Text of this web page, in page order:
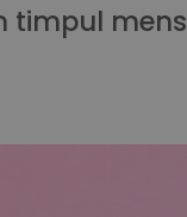
timpul